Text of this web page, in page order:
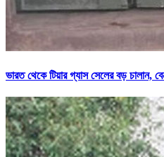
ভারত থেকে টিয়ার গ্যাস সেলের বড় চালান,